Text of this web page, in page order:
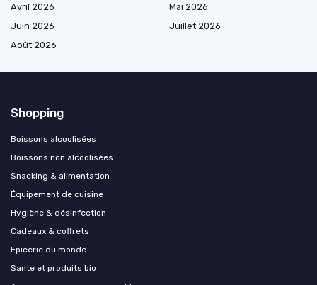
Avril 2026
Mai 2026
Juin 2026
Juillet 2026
Août 2026
Shopping
Boissons alcoolisées
Boissons non alcoolisées
Snacking & alimentation
Équipement de cuisine
Hygiène & désinfection
Cadeaux & coffrets
Epicerie du monde
Sante et produits bio